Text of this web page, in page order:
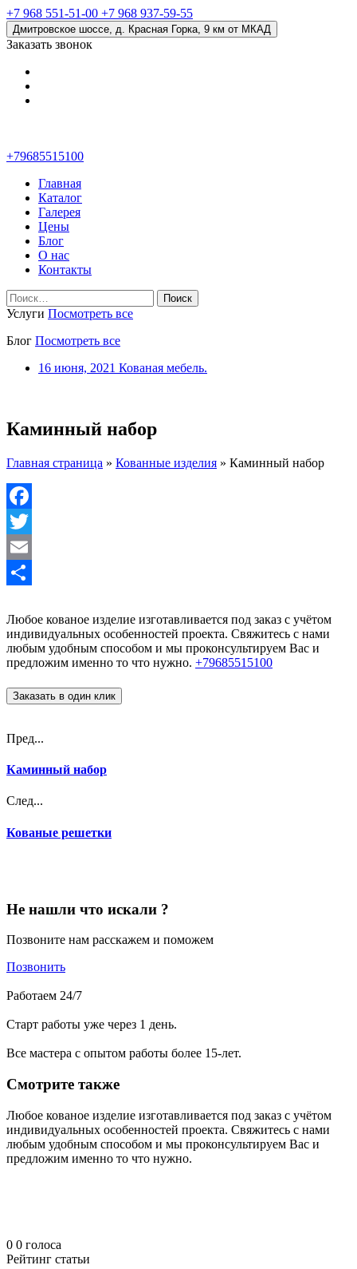
+7 968 551-51-00 +7 968 937-59-55
Дмитровское шоссе, д. Красная Горка, 9 км от МКАД
Заказать звонок
+79685515100
Главная
Каталог
Галерея
Цены
Блог
О нас
Контакты
Найти:
Услуги Посмотреть все
Блог Посмотреть все
16 июня, 2021 Кованая мебель.
Каминный набор
Главная страница » Кованные изделия » Каминный набор
Facebook
Twitter
Email
Любое кованое изделие изготавливается под заказ с учётом
индивидуальных особенностей проекта. Свяжитесь с нами
любым удобным способом и мы проконсультируем Вас и
предложим именно то что нужно. +79685515100
Заказать в один клик
Пред...
Каминный набор
След...
Кованые решетки
Не нашли что искали ?
Позвоните нам расскажем и поможем
Позвонить
Работаем 24/7
Старт работы уже через 1 день.
Все мастера с опытом работы более 15-лет.
Смотрите также
Любое кованое изделие изготавливается под заказ с учётом
индивидуальных особенностей проекта. Свяжитесь с нами
любым удобным способом и мы проконсультируем Вас и
предложим именно то что нужно.
0 0 голоса
Рейтинг статьи